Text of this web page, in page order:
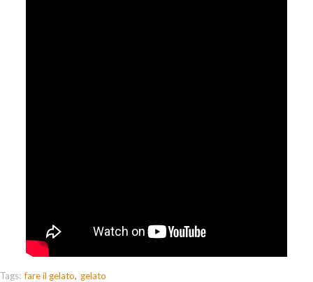
Tags: fare il gelato gelato